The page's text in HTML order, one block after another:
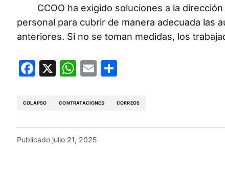
CCOO ha exigido soluciones a la dirección
personal para cubrir de manera adecuada las
anteriores. Si no se toman medidas, los
Facebook
X WhatsApp
Email
COLAPSO CONTRATACIONES CORREOS
Publicado julio 21, 2025